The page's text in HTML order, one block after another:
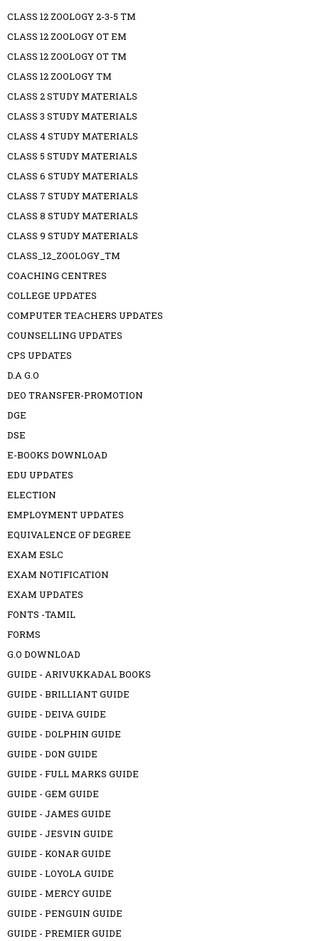
CLASS 12 ZOOLOGY 2-3-5 TM
CLASS 12 ZOOLOGY OT EM
CLASS 12 ZOOLOGY OT TM
CLASS 12 ZOOLOGY TM
CLASS 2 STUDY MATERIALS
CLASS 3 STUDY MATERIALS
CLASS 4 STUDY MATERIALS
CLASS 5 STUDY MATERIALS
CLASS 6 STUDY MATERIALS
CLASS 7 STUDY MATERIALS
CLASS 8 STUDY MATERIALS
CLASS 9 STUDY MATERIALS
CLASS_12_ZOOLOGY_TM
COACHING CENTRES
COLLEGE UPDATES
COMPUTER TEACHERS UPDATES
COUNSELLING UPDATES
CPS UPDATES
D.A G.O
DEO TRANSFER-PROMOTION
DGE
DSE
E-BOOKS DOWNLOAD
EDU UPDATES
ELECTION
EMPLOYMENT UPDATES
EQUIVALENCE OF DEGREE
EXAM ESLC
EXAM NOTIFICATION
EXAM UPDATES
FONTS -TAMIL
FORMS
G.O DOWNLOAD
GUIDE - ARIVUKKADAL BOOKS
GUIDE - BRILLIANT GUIDE
GUIDE - DEIVA GUIDE
GUIDE - DOLPHIN GUIDE
GUIDE - DON GUIDE
GUIDE - FULL MARKS GUIDE
GUIDE - GEM GUIDE
GUIDE - JAMES GUIDE
GUIDE - JESVIN GUIDE
GUIDE - KONAR GUIDE
GUIDE - LOYOLA GUIDE
GUIDE - MERCY GUIDE
GUIDE - PENGUIN GUIDE
GUIDE - PREMIER GUIDE